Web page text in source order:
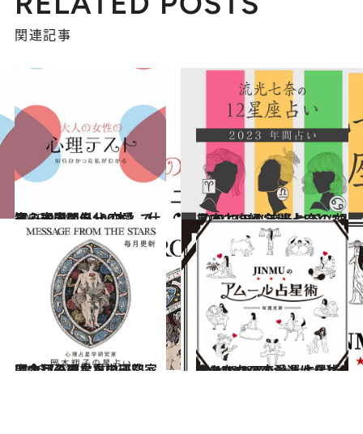
関連記事
2025.9.28
【心理テスト100本】で知る本当の自分 恋愛、仕事、人間関係…
占い 2022.12.14
【2023年の年間占い】“視える占い師”流光七奈の12星座占い
占い
2026.7.31
【今月のあなたの運勢は？】心理占星学研究家 岡本翔子の星占い
占い 2024.6.15
【あなたの恋愛運は？】JINMUのアムール占星術 愛とエロスのジンムリズム
占い